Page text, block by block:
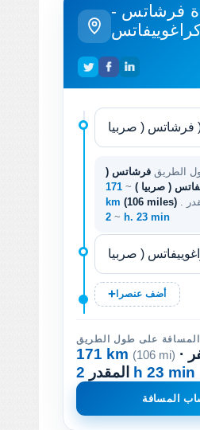
فرشاتس -
الطريق فرشاتس (
( صربيا ) ~
171
km (106 miles)
~ 2 h. 23 min
أضف عنصرا
المسافة على طول الطريق
171 km (106 mi) · وقت السفر
المقدر 2 h 23 min
المسافة